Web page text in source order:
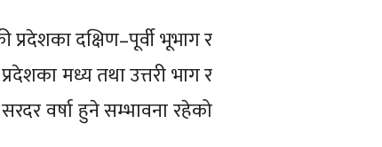
दक्षिण–पूर्वी भूभाग र
मध्य तथा उत्तरी भाग र
वर्षा हुने सम्भावना रहेको